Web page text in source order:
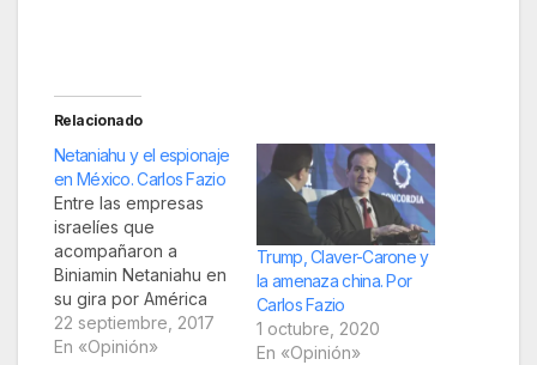
Relacionado
Netaniahu y el espionaje
en México. Carlos Fazio
Entre las empresas
israelíes que
acompañaron a
Biniamin Netaniahu en
su gira por América
hay dos que desde
hace tiempo cumplen
22 septiembre, 2017
En «Opinión»
Trump, Claver-Carone y
la amenaza china. Por
Carlos Fazio
1 octubre, 2020
En «Opinión»